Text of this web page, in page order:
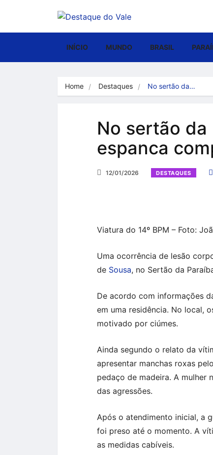
INÍCIO MUNDO BRASIL
Home Destaques No sertão da…
No sertão da
espanca
12/01/2026 DESTAQUES
Viatura do 14º BPM – Foto:
Uma ocorrência de lesão
de Sousa, no Sertão da
De acordo com informações
em uma residência. No local,
motivado por ciúmes.
Ainda segundo o relato da
apresentar manchas roxas
pedaço de madeira. A mulher
das agressões.
Após o atendimento inicial, a
foi preso até o momento. A
as medidas cabíveis.